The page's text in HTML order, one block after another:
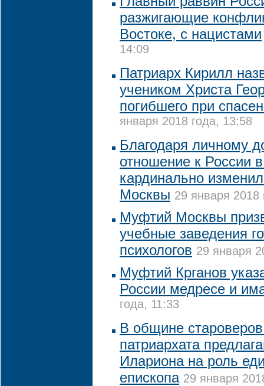
разжигающие
Востоке, с нацистами
14:09
Патриарх Кирилл
учеником Христа
погибшего при
января 2018 года, 13:58
Благодаря личному
отношение к России
кардинально
Москвы 29 января 2018
Муфтий Москвы
учебные заведения
психологов 29 января
Муфтий Крганов
России медресе и
года, 11:33
В общине
патриархата
Илариона на роль
епископа 29 января